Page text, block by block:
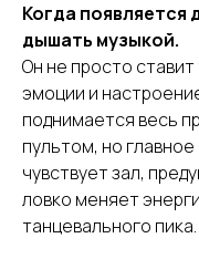
Когда появляется
дышать музыкой.
Он не просто
эмоции и
поднимается весь
пультом, но
чувствует зал,
ловко меняет
танцевального пика.